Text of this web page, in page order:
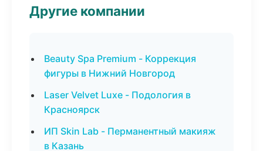
Другие компании
Beauty Spa Premium - Коррекция
фигуры в Нижний Новгород
Laser Velvet Luxe - Подология в
Красноярск
ИП Skin Lab - Перманентный макияж
в Казань